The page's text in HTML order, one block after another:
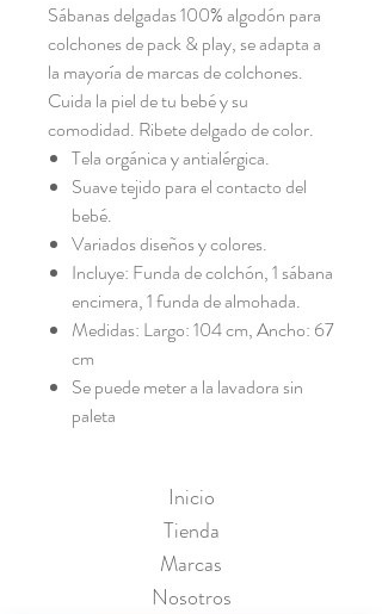
Sábanas delgadas 100% algodón para
colchones de pack & play, se adapta a
la mayoría de marcas de colchones.
Cuida la piel de tu bebé y su
comodidad. Ribete delgado de color.
Tela orgánica y antialérgica.
Suave tejido para el contacto del
bebé.
Variados diseños y colores.
Incluye: Funda de colchón, 1 sábana
encimera, 1 funda de almohada.
Medidas: Largo: 104 cm, Ancho: 67
cm
Se puede meter a la lavadora sin
paleta
Inicio
Tienda
Marcas
Nosotros